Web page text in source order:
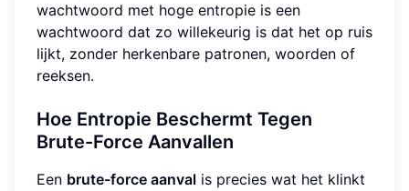
wachtwoord met hoge entropie is een
wachtwoord dat zo willekeurig is dat het op ruis
lijkt, zonder herkenbare patronen, woorden of
reeksen.
Hoe Entropie Beschermt Tegen
Brute-Force Aanvallen
Een brute-force aanval is precies wat het klinkt